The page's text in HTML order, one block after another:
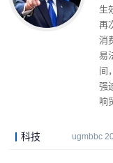
生
再
消
易
间
强
响
科技 ugmbbc